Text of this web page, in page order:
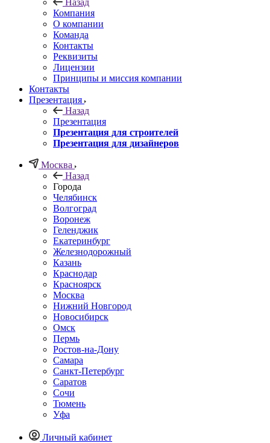
Назад
Компания
О компании
Команда
Контакты
Реквизиты
Лицензии
Принципы и миссия компании
Контакты
Презентация
Назад
Презентация
Презентация для строителей
Презентация для дизайнеров
Москва
Назад
Города
Челябинск
Волгоград
Воронеж
Геленджик
Екатеринбург
Железнодорожный
Казань
Краснодар
Красноярск
Москва
Нижний Новгород
Новосибирск
Омск
Пермь
Ростов-на-Дону
Самара
Санкт-Петербург
Саратов
Сочи
Тюмень
Уфа
Личный кабинет